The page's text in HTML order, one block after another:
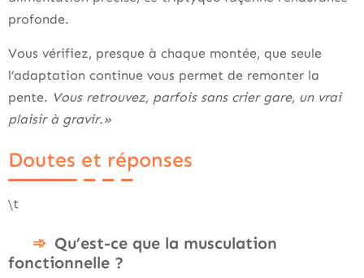
profonde.
Vous vérifiez, presque à chaque montée, que seule
l’adaptation continue vous permet de remonter la
pente. Vous retrouvez, parfois sans crier gare, un vrai
plaisir à gravir.»
Doutes et réponses
\t
Qu’est-ce que la musculation
fonctionnelle ?